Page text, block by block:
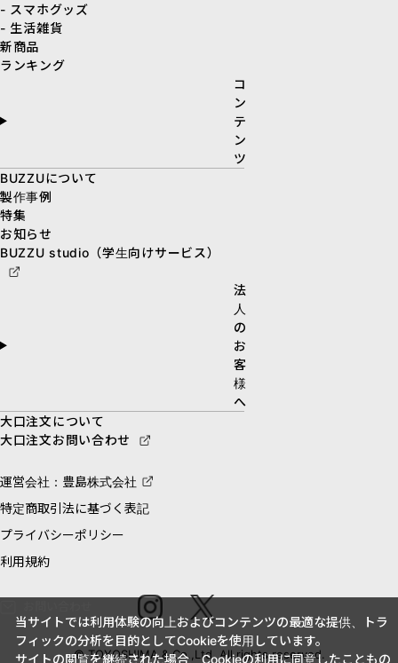
- スマホグッズ
- 生活雑貨
新商品
ランキング
コ
ン
テ
ン
ツ
BUZZUについて
製作事例
特集
お知らせ
BUZZU studio（学生向けサービス）
法
人
の
お
客
様
へ
大口注文について
大口注文お問い合わせ
運営会社：豊島株式会社
特定商取引法に基づく表記
プライバシーポリシー
利用規約
© TOYOSHIMA & Co.,Ltd. All rights reserved.
当サイトでは利用体験の向上およびコンテンツの最適な提供、トラ
フィックの分析を目的としてCookieを使用しています。
サイトの閲覧を継続された場合、Cookieの利用に同意したこともの